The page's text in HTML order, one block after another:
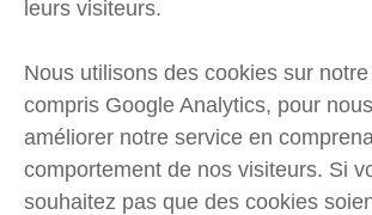
leurs visiteurs.
Nous utilisons des cookies sur
compris Google Analytics, pour
améliorer notre service en
comportement de nos visiteurs. Si
souhaitez pas que des cookies